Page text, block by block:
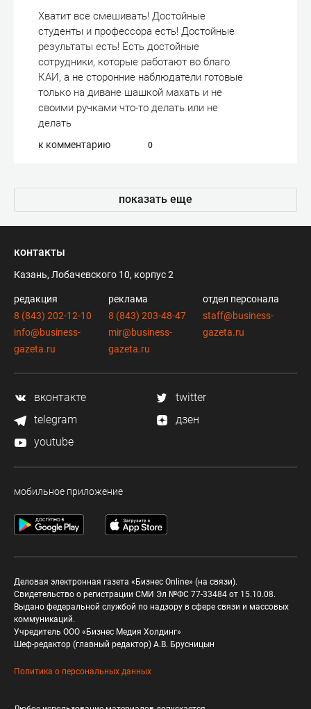
Хватит все смешивать! Достойные
студенты и профессора есть! Достойные
результаты есть! Есть достойные
сотрудники, которые работают во благо
КАИ, а не сторонние наблюдатели готовые
только на диване шашкой махать и не
своими ручками что-то делать или не
делать
к комментарию 0
показать еще
контакты
Казань, Лобачевского 10, корпус 2
редакция
8 (843) 202-12-10
info@business-
gazeta.ru
реклама
8 (843) 203-48-47
mir@business-
gazeta.ru
отдел персонала
staff@business-
gazeta.ru
вконтакте
twitter
telegram
дзен
youtube
мобильное приложение
Деловая электронная газета «Бизнес Online» (на связи).
Свидетельство о регистрации СМИ Эл №ФС 77-33484 от 15.10.08.
Выдано федеральной службой по надзору в сфере связи и массовых
коммуникаций.
Учредитель ООО «Бизнес Медия Холдинг»
Шеф-редактор (главный редактор) А.В. Брусницын
Политика о персональных данных